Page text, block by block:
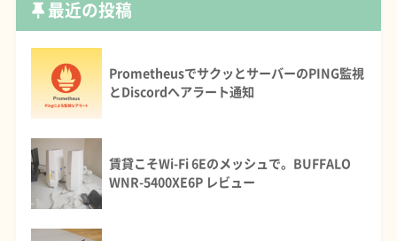
最近の投稿
PrometheusでサクッとサーバーのPING監視
とDiscordへアラート通知
賃貸こそWi-Fi 6Eのメッシュで。BUFFALO
WNR-5400XE6P レビュー